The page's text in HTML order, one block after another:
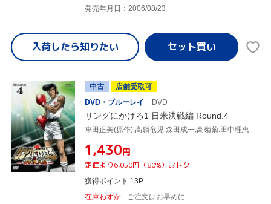
発売年月日：2006/08/23
入荷したら知りたい
中古
店舗受取可
DVD・ブルーレイ
DVD
リングにかけろ1 日米決戦編 Round.4
車田正美(原作),高嶺竜児:森田成一,高嶺菊:田中理恵
¥1,430円
定価より6,050円（80%）おトク
獲得ポイント 13P
在庫わずか
ご注文はお早めに